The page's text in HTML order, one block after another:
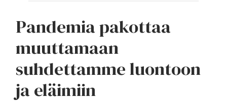
Pandemia pakottaa
muuttamaan
suhdettamme luontoon
ja eläimiin